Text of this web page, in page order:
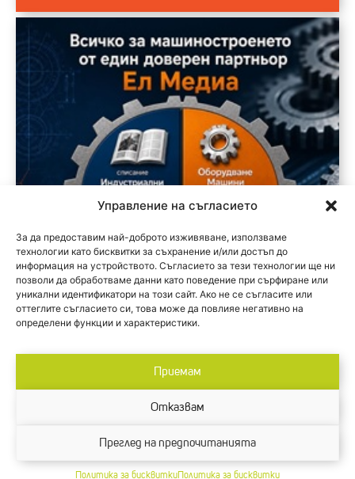
Управление на съгласието
За да предоставим най-доброто изживяване, използваме
технологии като бисквитки за съхранение и/или достъп до
информация на устройството. Съгласието за тези технологии ще ни
позволи да обработваме данни като поведение при сърфиране или
уникални идентификатори на този сайт. Ако не се съгласите или
оттеглите съгласието си, това може да повлияе негативно на
определени функции и характеристики.
Приемам
Отказвам
Преглед на предпочитанията
Политика за бисквитки Политика за бисквитки